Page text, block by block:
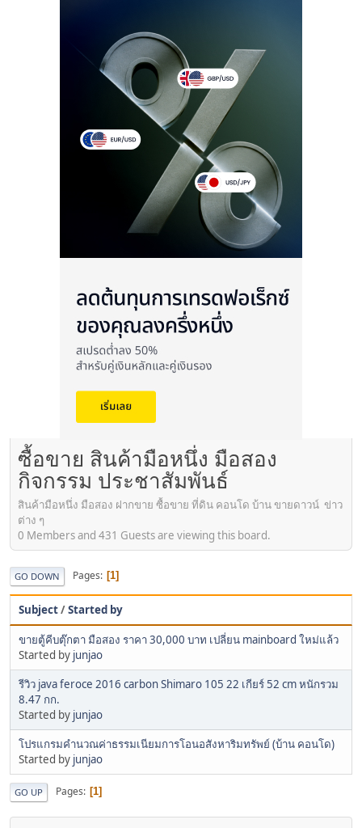
ซื้อขาย สินค้ามือหนึ่ง มือสอง
กิจกรรม ประชาสัมพันธ์
สินค้ามือหนึ่ง มือสอง ฝากขาย ซื้อขาย ที่ดิน คอนโด บ้าน ขายดาวน์ ข่าว
ต่าง ๆ
0 Members and 431 Guests are viewing this board.
GO DOWN Pages 1
Subject/Started by
ขายตู้คีบตุ๊กตา มือสอง ราคา 30,000 บาท เปลี่ยน mainboard ใหม่แล้ว
Started by junjao
รีวิว java feroce 2016 carbon Shimaro 105 22 เกียร์ 52 cm หนักรวม
8.47 กก.
Started by junjao
โปรแกรมคำนวณค่าธรรมเนียมการโอนอสังหาริมทรัพย์ (บ้าน คอนโด)
Started by junjao
GO UP Pages 1